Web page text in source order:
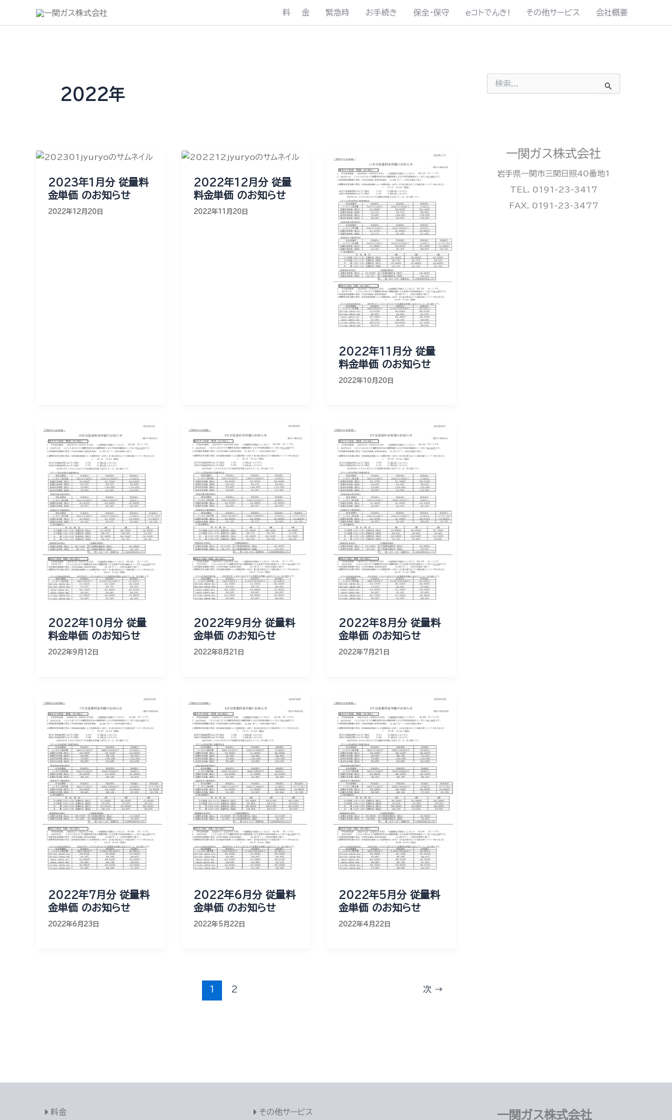
料 金 緊急時 お手続き 保全・保守 ｅコトでんき! その他サービス 会社概要
2022年
2023年1月分 従量料
金単価 のお知らせ
2022年12月20日
2022年12月分 従量
料金単価 のお知らせ
2022年11月20日
2022年11月分 従量
料金単価 のお知らせ
2022年10月20日
2022年10月分 従量
料金単価 のお知らせ
2022年9月12日
2022年9月分 従量料
金単価 のお知らせ
2022年8月21日
2022年8月分 従量料
金単価 のお知らせ
2022年7月21日
2022年7月分 従量料
金単価 のお知らせ
2022年6月23日
2022年6月分 従量料
金単価 のお知らせ
2022年5月22日
2022年5月分 従量料
金単価 のお知らせ
2022年4月22日
1 2 次 →
索
一関ガス株式会社
岩手県一関市三関日照40番地1
TEL. 0191-23-3417
FAX. 0191-23-3477
料金 その他サービス 一関ガス株式会社